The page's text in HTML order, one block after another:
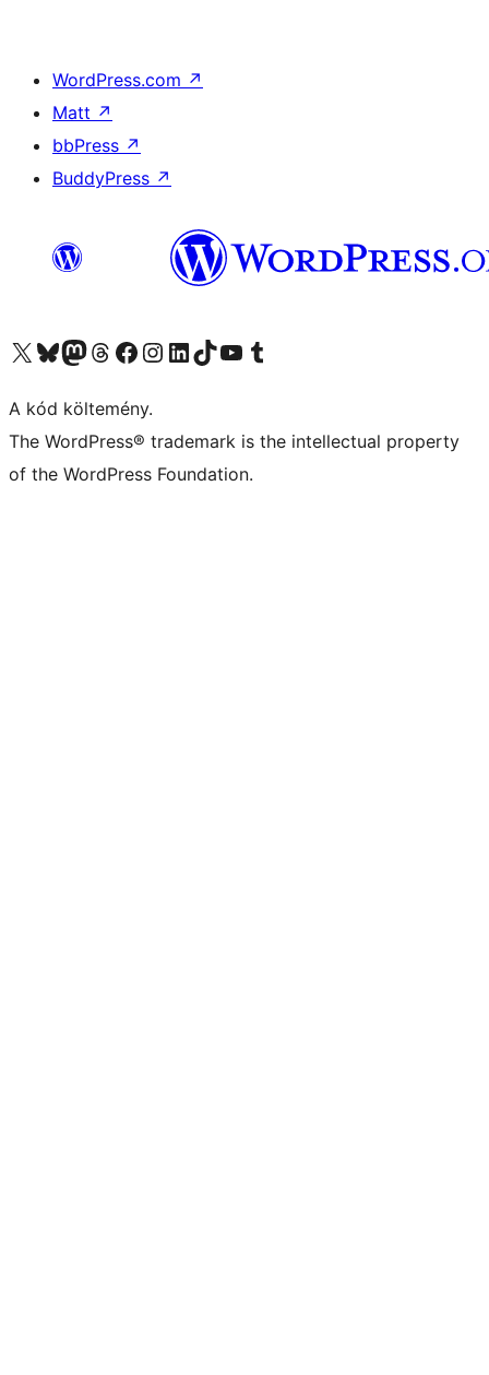
WordPress.com ↗
Matt ↗
bbPress ↗
BuddyPress ↗
Visit our X (formerly Twitter) account
Visit our Bluesky account
Twitter csatornánk
Visit our Threads account
Facebook oldalunk megtekintése
Visit our Instagram account
Visit our LinkedIn account
Visit our TikTok account
Visit our YouTube channel
Visit our Tumblr account
A kód költemény.
The WordPress® trademark is the intellectual property
of the WordPress Foundation.